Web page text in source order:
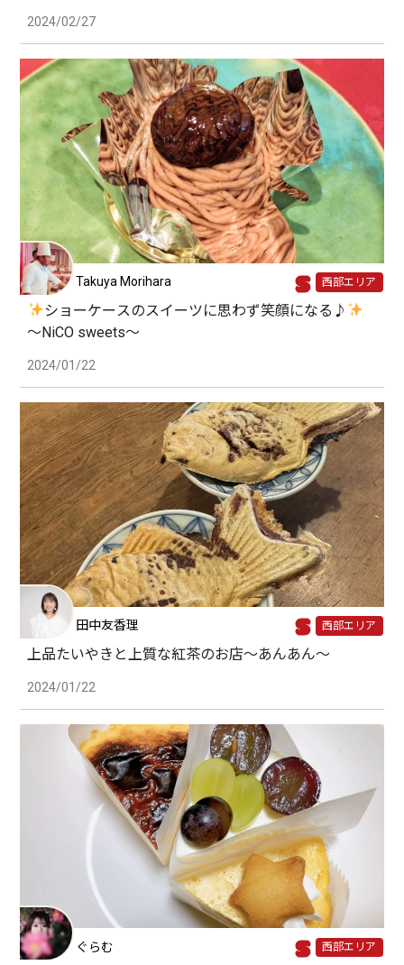
2024/02/27
Takuya Morihara 西部エリア
ショーケースのスイーツに思わず笑顔になる♪
〜NiCO sweets〜
2024/01/22
田中友香理 西部エリア
上品たいやきと上質な紅茶のお店〜あんあん〜
2024/01/22
ぐらむ 西部エリア